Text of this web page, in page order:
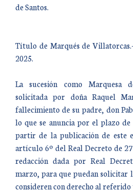
de Santos.
Título de Marqués de
2025.
La sucesión como Marquesa
solicitada por doña Raquel
fallecimiento de su padre, don
lo que se anuncia por el plazo
partir de la publicación de este
artículo 6º del Real Decreto de
redacción dada por Real
marzo, para que puedan solicitar
consideren con derecho al